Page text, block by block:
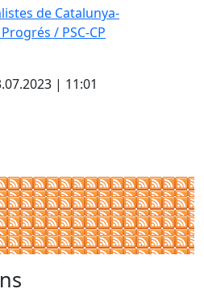
de Catalunya-
/ PSC-CP
| 11:01